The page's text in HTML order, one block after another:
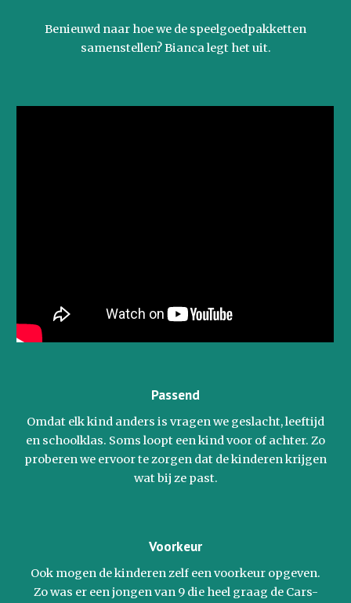
Benieuwd naar hoe we de speelgoedpakketten
samenstellen? Bianca legt het uit.
Passend
Omdat elk kind anders is vragen we geslacht, leeftijd
en schoolklas. Soms loopt een kind voor of achter. Zo
proberen we ervoor te zorgen dat de kinderen krijgen
wat bij ze past.
Voorkeur
Ook mogen de kinderen zelf een voorkeur opgeven.
Zo was er een jongen van 9 die heel graag de Cars-